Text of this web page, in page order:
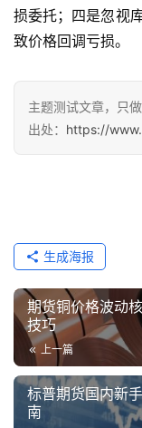
损委托；四是忽视
致价格回调亏损。
主题测试文章，只
出处： https://
生成海报
期货铜价格波动
技巧
上一篇
标普期货国内新
南